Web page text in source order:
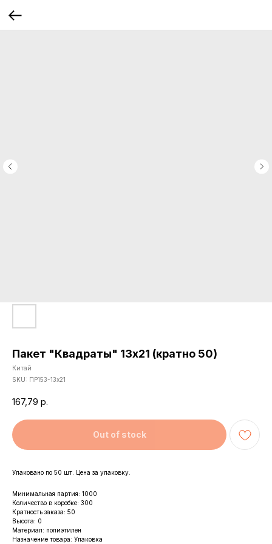
Пакет "Квадраты" 13х21 (кратно 50)
Китай
SKU: ПР153-13х21
167,79 р.
Out of stock
Упаковано по 50 шт. Цена за упаковку.
Минимальная партия: 1000
Количество в коробке: 300
Кратность заказа: 50
Высота: 0
Материал: полиэтилен
Назначение товара: Упаковка